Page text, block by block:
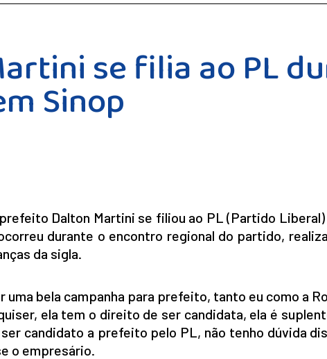
se filia ao PL
Sinop
Dalton Martini se filiou ao PL (Partido
durante o encontro regional do partido,
da sigla.
uma bela campanha para prefeito, tanto eu como a
ela tem o direito de ser candidata, ela é
candidato a prefeito pelo PL, não tenho dúvida
o empresário.